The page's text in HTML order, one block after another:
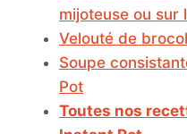
mijoteuse ou sur
Velouté de
Soupe
Pot
Toutes nos